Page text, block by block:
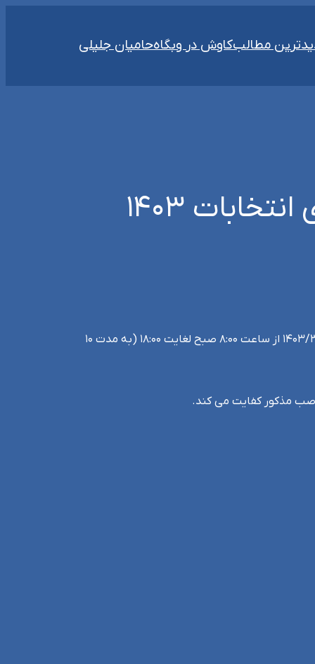
مطالبکاوش در وبگاهحامیان جلیلی
۱۴۰۳
ثبت نام داوطلبان انتخابات چهاردهمین دوره ریاست جمهوری از روز پنجشنبه مورخ ۱۴۰۳/۳/۱۰ تا روز دوشنبه مورخ ۱۴۰۳/۳/۱۴ از ساعت ۸:۰۰ صبح لغایت ۱۸:۰۰ (به مدت ۱۰